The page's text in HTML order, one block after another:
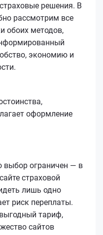
решения. В
рассмотрим все
обоих методов,
экономию и
оформление
выбор ограничен — в
страховой
лишь одно
риск переплаты.
тариф,
сайтов